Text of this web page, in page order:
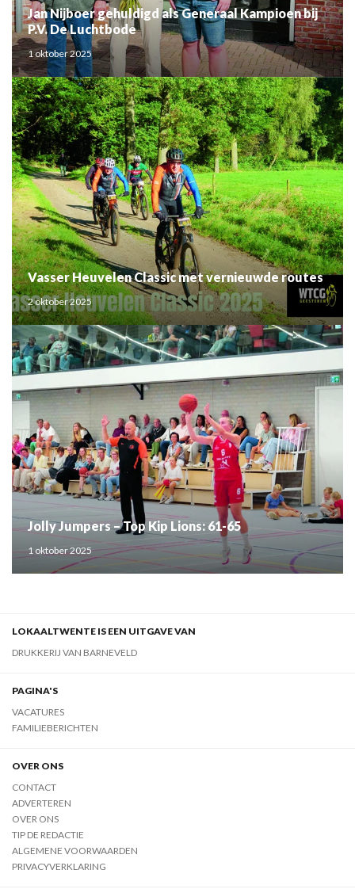
Jan Nijboer gehuldigd als Generaal Kampioen bij
P.V. De Luchtbode
1 oktober 2025
Vasser Heuvelen Classic met vernieuwde routes
2 oktober 2025
Jolly Jumpers – Top Kip Lions: 61-65
1 oktober 2025
LOKAALTWENTE IS EEN UITGAVE VAN
DRUKKERIJ VAN BARNEVELD
PAGINA'S
VACATURES
FAMILIEBERICHTEN
OVER ONS
CONTACT
ADVERTEREN
OVER ONS
TIP DE REDACTIE
ALGEMENE VOORWAARDEN
PRIVACYVERKLARING